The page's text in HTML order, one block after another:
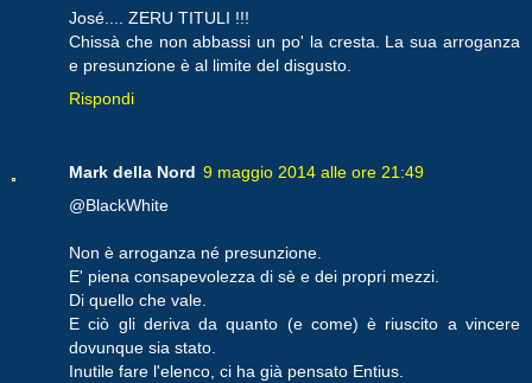
José.... ZERU TITULI !!!
Chissà che non abbassi un po' la cresta. La sua arroganza
e presunzione è al limite del disgusto.
Rispondi
Mark della Nord 9 maggio 2014 alle ore 21:49
@BlackWhite
Non è arroganza né presunzione.
E' piena consapevolezza di sè e dei propri mezzi.
Di quello che vale.
E ciò gli deriva da quanto (e come) è riuscito a vincere
dovunque sia stato.
Inutile fare l'elenco, ci ha già pensato Entius.